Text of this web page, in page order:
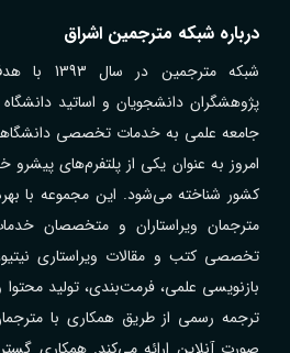
درباره شبکه مترجمین اشراق
شبکه
پژوهشگران دانشجویان و اساتید
جامعه علمی به خدمات تخصصی
امروز به عنوان یکی از پلتفرم‌های
کشور شناخته می‌شود. این مجموعه با
مترجمان ویراستاران و متخصصان
تخصصی کتب و مقالات ویراستاری
بازنویسی علمی، فرمت‌بندی، تولید
ترجمه رسمی از طریق همکاری با
صورت آنلاین ارائه می‌کند. همکاری